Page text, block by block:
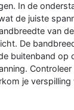
In de
de juiste
van
De
buitenband op
je verspilling